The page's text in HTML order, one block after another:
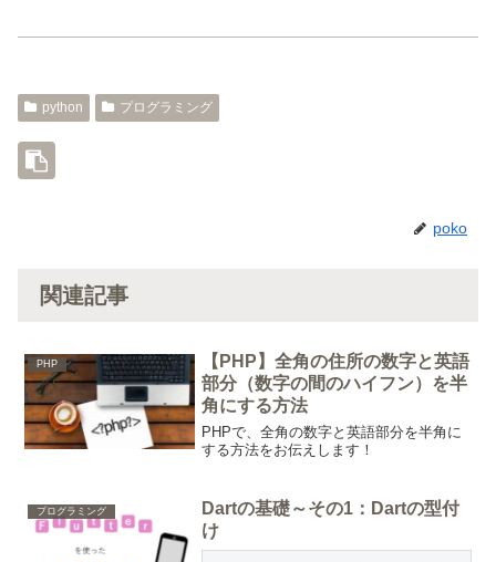
python プログラミング
poko
関連記事
PHP
【PHP】全角の住所の数字と英語
部分（数字の間のハイフン）を半
角にする方法
PHPで、全角の数字と英語部分を半角に
する方法をお伝えします！
プログラミング
Dartの基礎～その1：Dartの型付
け